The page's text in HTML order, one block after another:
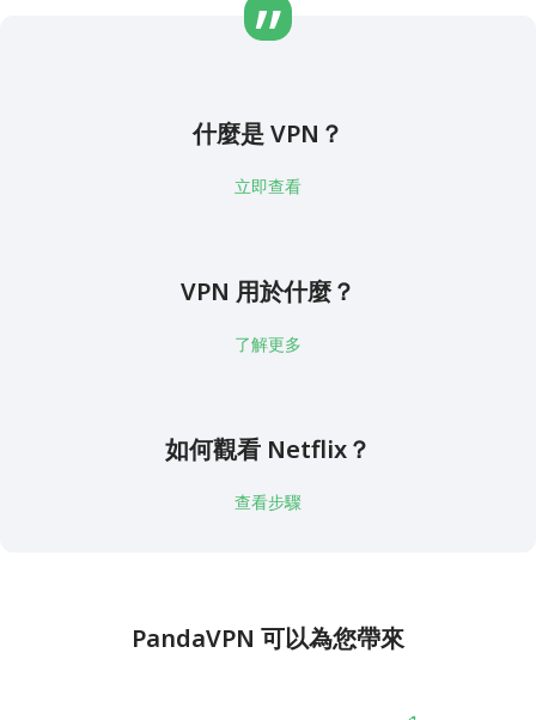
什麼是 VPN？
立即查看
VPN 用於什麼？
了解更多
如何觀看 Netflix？
查看步驟
PandaVPN 可以為您帶來